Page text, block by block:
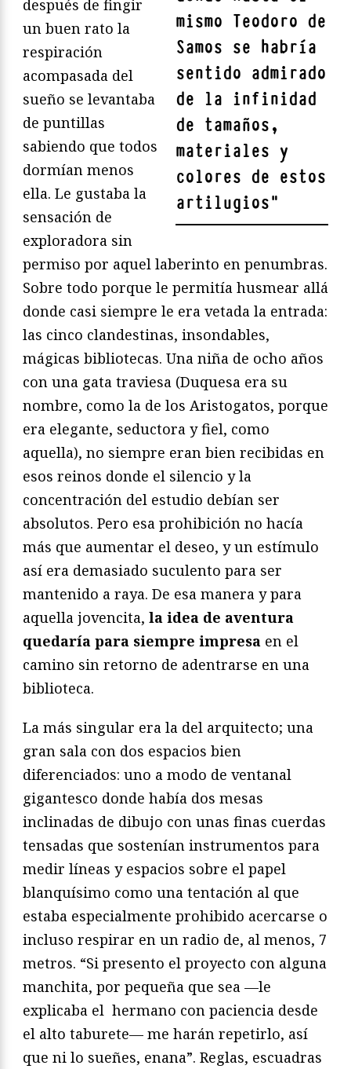
mismo Teodoro de
Samos se habría
sentido admirado
de la infinidad
de tamaños,
materiales y
colores de estos
artilugios"
después de fingir
un buen rato la
respiración
acompasada del
sueño se levantaba
de puntillas
sabiendo que todos
dormían menos
ella. Le gustaba la
sensación de
exploradora sin
permiso por aquel laberinto en penumbras.
Sobre todo porque le permitía husmear allá
donde casi siempre le era vetada la entrada:
las cinco clandestinas, insondables,
mágicas bibliotecas. Una niña de ocho años
con una gata traviesa (Duquesa era su
nombre, como la de los Aristogatos, porque
era elegante, seductora y fiel, como
aquella), no siempre eran bien recibidas en
esos reinos donde el silencio y la
concentración del estudio debían ser
absolutos. Pero esa prohibición no hacía
más que aumentar el deseo, y un estímulo
así era demasiado suculento para ser
mantenido a raya. De esa manera y para
aquella jovencita, la idea de aventura
quedaría para siempre impresa en el
camino sin retorno de adentrarse en una
biblioteca.
La más singular era la del arquitecto; una
gran sala con dos espacios bien
diferenciados: uno a modo de ventanal
gigantesco donde había dos mesas
inclinadas de dibujo con unas finas cuerdas
tensadas que sostenían instrumentos para
medir líneas y espacios sobre el papel
blanquísimo como una tentación al que
estaba especialmente prohibido acercarse o
incluso respirar en un radio de, al menos, 7
metros. “Si presento el proyecto con alguna
manchita, por pequeña que sea —le
explicaba el hermano con paciencia desde
el alto taburete— me harán repetirlo, así
que ni lo sueñes, enana”. Reglas, escuadras